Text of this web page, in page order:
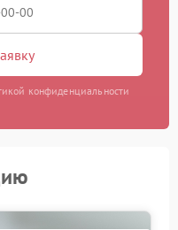
конфиденциальности